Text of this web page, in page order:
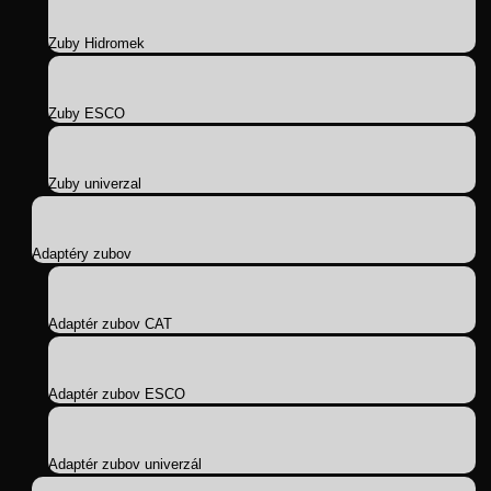
Zuby Hidromek
Zuby ESCO
Zuby univerzal
Adaptéry zubov
Adaptér zubov CAT
Adaptér zubov ESCO
Adaptér zubov univerzál